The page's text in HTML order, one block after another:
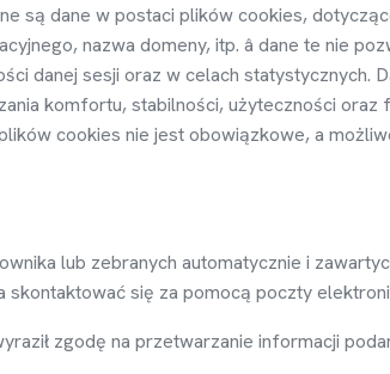
są dane w postaci plików cookies, dotyczą
nazwa domeny, itp. â dane te nie
ści danej sesji oraz w celach statystycznych.
komfortu, stabilności, użyteczności oraz
cookies nie jest obowiązkowe, a moż
lub zebranych automatycznie i
skontaktowaćsię za pomocą poczty
zgodę na przetwarzanie informacji